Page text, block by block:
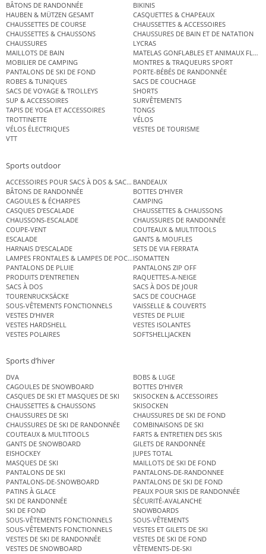
BÂTONS DE RANDONNÉE
BIKINIS
HAUBEN & MÜTZEN GESAMT
CASQUETTES & CHAPEAUX
CHAUSSETTES DE COURSE
CHAUSSETTES & ACCESSOIRES
CHAUSSETTES & CHAUSSONS
CHAUSSURES DE BAIN ET DE NATATION
CHAUSSURES
LYCRAS
MAILLOTS DE BAIN
MATELAS GONFLABLES ET ANIMAUX
MOBILIER DE CAMPING
MONTRES & TRAQUEURS SPORT
PANTALONS DE SKI DE FOND
PORTE-BÉBÉS DE RANDONNÉE
ROBES & TUNIQUES
SACS DE COUCHAGE
SACS DE VOYAGE & TROLLEYS
SHORTS
SUP & ACCESSOIRES
SURVÊTEMENTS
TAPIS DE YOGA ET ACCESSOIRES
TONGS
TROTTINETTE
VÉLOS
VÉLOS ÉLECTRIQUES
VESTES DE TOURISME
VTT
Sports outdoor
ACCESSOIRES POUR SACS À DOS & SACS ÉTANCHES
BANDEAUX
BÂTONS DE RANDONNÉE
BOTTES D’HIVER
CAGOULES & ÉCHARPES
CAMPING
CASQUES D’ESCALADE
CHAUSSETTES & CHAUSSONS
CHAUSSONS-ESCALADE
CHAUSSURES DE RANDONNÉE
COUPE-VENT
COUTEAUX & MULTITOOLS
ESCALADE
GANTS & MOUFLES
HARNAIS D’ESCALADE
SETS DE VIA FERRATA
LAMPES FRONTALES & LAMPES DE POCHEISOMATTEN
PANTALONS DE PLUIE
PANTALONS ZIP OFF
PRODUITS D’ENTRETIEN
RAQUETTES-A-NEIGE
SACS À DOS
SACS À DOS DE JOUR
TOURENRUCKSÄCKE
SACS DE COUCHAGE
SOUS-VÊTEMENTS FONCTIONNELS
VAISSELLE & COUVERTS
VESTES D’HIVER
VESTES DE PLUIE
VESTES HARDSHELL
VESTES ISOLANTES
VESTES POLAIRES
SOFTSHELLJACKEN
Sports d’hiver
DVA
BOBS & LUGE
CAGOULES DE SNOWBOARD
BOTTES D’HIVER
CASQUES DE SKI ET MASQUES DE SKI
SKISOCKEN & ACCESSOIRES
CHAUSSETTES & CHAUSSONS
SKISOCKEN
CHAUSSURES DE SKI
CHAUSSURES DE SKI DE FOND
CHAUSSURES DE SKI DE RANDONNÉE
COMBINAISONS DE SKI
COUTEAUX & MULTITOOLS
FARTS & ENTRETIEN DES SKIS
GANTS DE SNOWBOARD
GILETS DE RANDONNÉE
EISHOCKEY
JUPES TOTAL
MASQUES DE SKI
MAILLOTS DE SKI DE FOND
PANTALONS DE SKI
PANTALONS-DE-RANDONNEE
PANTALONS-DE-SNOWBOARD
PANTALONS DE SKI DE FOND
PATINS À GLACE
PEAUX POUR SKIS DE RANDONNÉE
SKI DE RANDONNÉE
SÉCURITÉ-AVALANCHE
SKI DE FOND
SNOWBOARDS
SOUS-VÊTEMENTS FONCTIONNELS
SOUS-VÊTEMENTS
SOUS-VÊTEMENTS FONCTIONNELS
VESTES ET GILETS DE SKI
VESTES DE SKI DE RANDONNÉE
VESTES DE SKI DE FOND
VESTES DE SNOWBOARD
VÊTEMENTS-DE-SKI